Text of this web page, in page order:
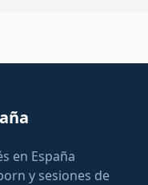
en España
y sesiones de